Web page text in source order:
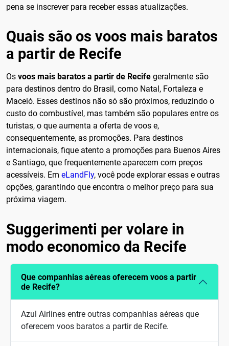
pena se inscrever para receber essas atualizações.
Quais são os voos mais baratos
a partir de Recife
Os voos mais baratos a partir de Recife geralmente são
para destinos dentro do Brasil, como Natal, Fortaleza e
Maceió. Esses destinos não só são próximos, reduzindo o
custo do combustível, mas também são populares entre os
turistas, o que aumenta a oferta de voos e,
consequentemente, as promoções. Para destinos
internacionais, fique atento a promoções para Buenos Aires
e Santiago, que frequentemente aparecem com preços
acessíveis. Em eLandFly, você pode explorar essas e outras
opções, garantindo que encontra o melhor preço para sua
próxima viagem.
Suggerimenti per volare in
modo economico da Recife
Que companhias aéreas oferecem voos a partir
de Recife?
Azul Airlines entre outras companhias aéreas que
oferecem voos baratos a partir de Recife.